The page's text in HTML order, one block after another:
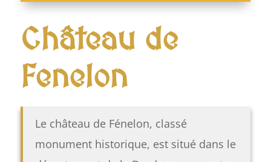
Château de
Fenelon
Le château de Fénelon, classé
monument historique, est situé dans le